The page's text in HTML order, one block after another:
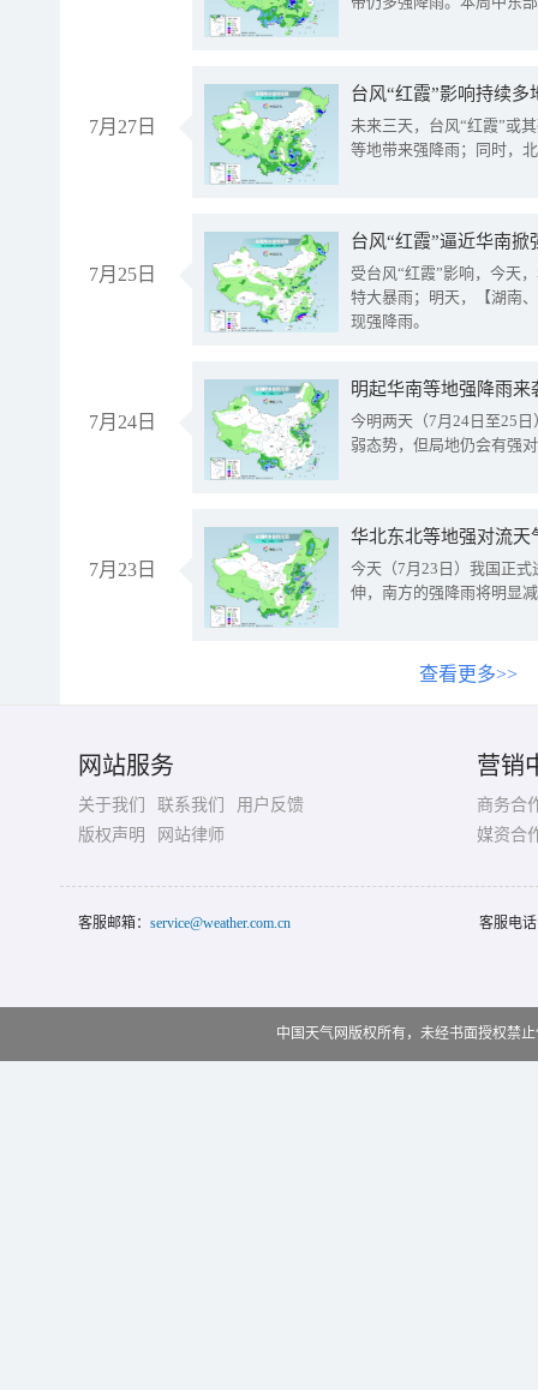
7月27日
台风“红霞”影响持续
未来三天，台风“红霞”或
等地带来强降雨；同时，
7月25日
台风“红霞”逼近华南
受台风“红霞”影响，今天
特大暴雨；明天，【湖南
现强降雨。
7月24日
明起华南等地强降雨
今明两天（7月24日至25
弱态势，但局地仍会有强
7月23日
华北东北等地强对流天
今天（7月23日）我国正
伸，南方的强降雨将明显
查看更多>>
网站服务
关于我们 联系我们
用户反馈
版权声明
网站律师
营销
商务合
媒资合
客服邮箱： service@weather.com.cn 客服电
中国天气网版权所有，未经书面授权